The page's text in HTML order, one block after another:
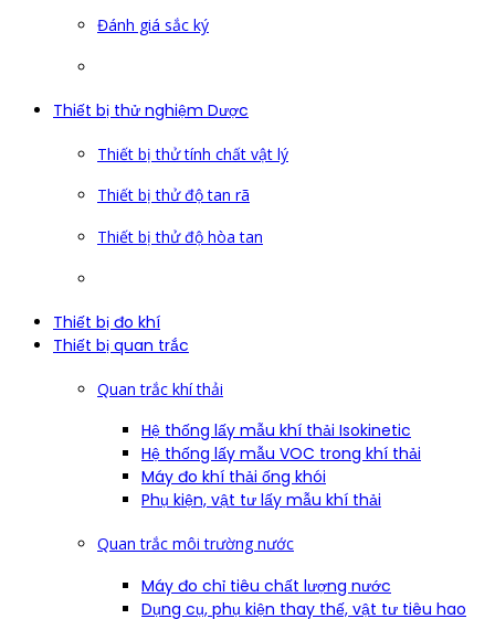
Đánh giá sắc ký
Thiết bị thử nghiệm Dược
Thiết bị thử tính chất vật lý
Thiết bị thử độ tan rã
Thiết bị thử độ hòa tan
Thiết bị đo khí
Thiết bị quan trắc
Quan trắc khí thải
Hệ thống lấy mẫu khí thải Isokinetic
Hệ thống lấy mẫu VOC trong khí thải
Máy đo khí thải ống khói
Phụ kiện, vật tư lấy mẫu khí thải
Quan trắc môi trường nước
Máy đo chỉ tiêu chất lượng nước
Dụng cụ, phụ kiện thay thế, vật tư tiêu hao